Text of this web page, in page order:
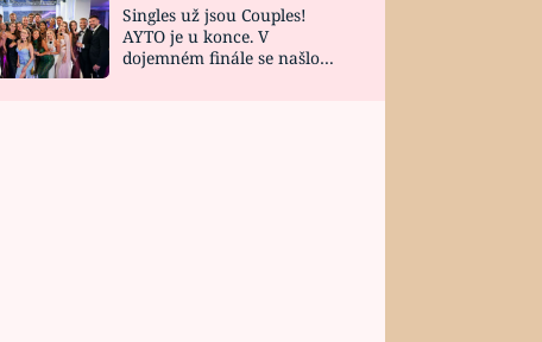
Singles už jsou Couples!
AYTO je u konce. V
dojemném finále se našlo